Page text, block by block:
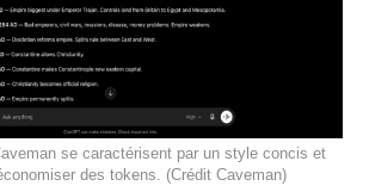
se caractérisent par un style concis et
des tokens. (Crédit Caveman)